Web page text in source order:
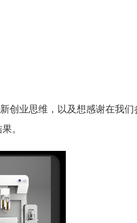
业思维，以及想感谢在我
。